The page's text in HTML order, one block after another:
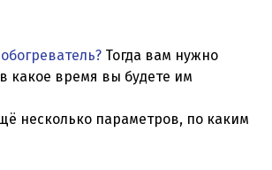
Тогда вам нужно
какое время вы будете им
несколько параметров, по каким